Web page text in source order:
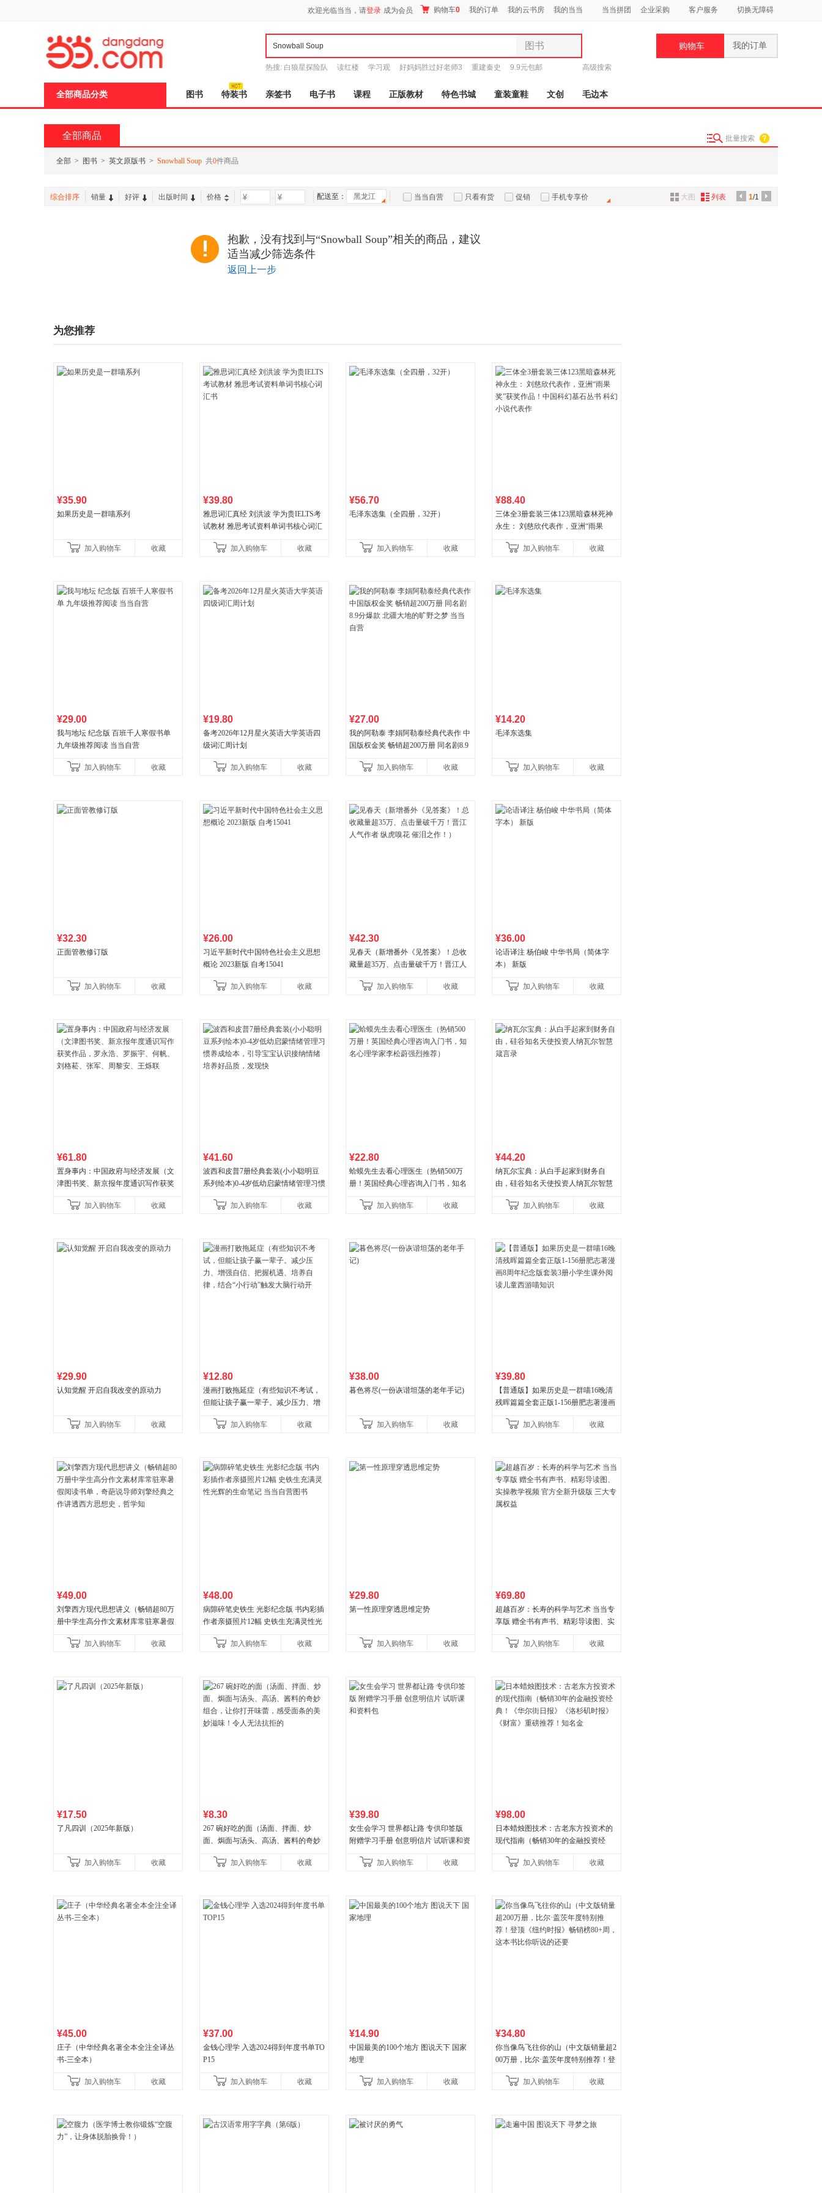
欢迎光临当当，请登录 成为会员 购物车0 我的订单 我的云书房 我的当当 当当拼团 企业采购 客户服务 切换无障碍
图书
全部分类
图书
电子书
孕婴服饰
数码影音
电脑办公
大家电
热搜: 白狼星探险队 读红楼 学习观 好妈妈胜过好老师3 重建秦史 9.9元包邮 高级搜索
购物车 我的订单
全部商品分类 图书 特装书 亲签书 电子书 课程 正版教材 特色书城 童装童鞋 文创 毛边本
全部商品 批量搜索
全部 > 图书 > 英文原版书 > Snowball Soup 共0件商品
综合排序 销量 好评 出版时间 价格 - 配送至： 黑龙江 当当自营 只看有货 促销 手机专享价 1/1
大图 列表
抱歉，没有找到与“Snowball Soup”相关的商品，建议
适当减少筛选条件
返回上一步
为您推荐
¥35.90
如果历史是一群喵系列
加入购物车 收藏
¥39.80
雅思词汇真经 刘洪波 学为贵IELTS考
试教材 雅思考试资料单词书核心词汇
加入购物车
收藏
¥56.70
毛泽东选集（全四册，32开）
加入购物车 收藏
¥88.40
三体全3册套装三体123黑暗森林死神
永生： 刘慈欣代表作，亚洲“雨果
小说代表作加入购物车 收藏
¥29.00
我与地坛 纪念版 百班千人寒假书单
九年级推荐阅读 当当自营
加入购物车 收藏
¥19.80
备考2026年12月星火英语大学英语四
级词汇周计划
加入购物车 收藏
¥27.00
我的阿勒泰 李娟阿勒泰经典代表作 中
国版权金奖 畅销超200万册 同名剧8.9
加入购物车
收藏
¥14.20
毛泽东选集
加入购物车 收藏
¥32.30
正面管教修订版
加入购物车 收藏
¥26.00
习近平新时代中国特色社会主义思想
概论 2023新版 自考15041
加入购物车 收藏
¥42.30
见春天（新增番外《见答案》！总收
藏量超35万、点击量破千万！晋江人
加入购物车
收藏
¥36.00
论语译注 杨伯峻 中华书局（简体字
本） 新版
加入购物车 收藏
¥61.80
置身事内：中国政府与经济发展（文
津图书奖、新京报年度通识写作获奖
菘、张军、周黎安、王烁联
加入购物车 收藏
¥41.60
波西和皮普7册经典套装(小小聪明豆
系列绘本)0-4岁低幼启蒙情绪管理习惯
养好品质，发现快
加入购物车 收藏
¥22.80
蛤蟆先生去看心理医生（热销500万
册！英国经典心理咨询入门书，知名
加入购物车
收藏
¥44.20
纳瓦尔宝典：从白手起家到财务自
由，硅谷知名天使投资人纳瓦尔智慧
加入购物车
收藏
¥29.90
认知觉醒 开启自我改变的原动力
加入购物车 收藏
¥12.80
漫画打败拖延症（有些知识不考试，
但能让孩子赢一辈子。减少压力、增
合“小行动”触发大脑行动开
加入购物车 收藏
¥38.00
暮色将尽(一份诙谐坦荡的老年手记)
加入购物车 收藏
¥39.80
【普通版】如果历史是一群喵16晚清
残晖篇篇全套正版1-156册肥志著漫画
儿童西游喵知识
加入购物车 收藏
¥49.00
刘擎西方现代思想讲义（畅销超80万
册中学生高分作文素材库常驻寒暑假
讲透西方思想史，哲学知
加入购物车 收藏
¥48.00
病隙碎笔史铁生 光影纪念版 书内彩插
作者亲摄照片12幅 史铁生充满灵性光
加入购物车
收藏
¥29.80
第一性原理穿透思维定势
加入购物车 收藏
¥69.80
超越百岁：长寿的科学与艺术 当当专
享版 赠全书有声书、精彩导读图、实
权益
加入购物车 收藏
¥17.50
了凡四训（2025年新版）
加入购物车 收藏
¥8.30
267 碗好吃的面（汤面、拌面、炒
面、焗面与汤头、高汤、酱料的奇妙
妙滋味！令人无法抗拒的
加入购物车 收藏
¥39.80
女生会学习 世界都让路 专供印签版
附赠学习手册 创意明信片 试听课和资
加入购物车
收藏
¥98.00
日本蜡烛图技术：古老东方投资术的
现代指南（畅销30年的金融投资经
《财富》重磅推荐！知名金
加入购物车 收藏
¥45.00
庄子（中华经典名著全本全注全译丛
书-三全本）
加入购物车 收藏
¥37.00
金钱心理学 入选2024得到年度书单TO
P15
加入购物车 收藏
¥14.90
中国最美的100个地方 图说天下 国家
地理
加入购物车 收藏
¥34.80
你当像鸟飞往你的山（中文版销量超2
00万册，比尔·盖茨年度特别推荐！登
比你听说的还要
加入购物车 收藏
页